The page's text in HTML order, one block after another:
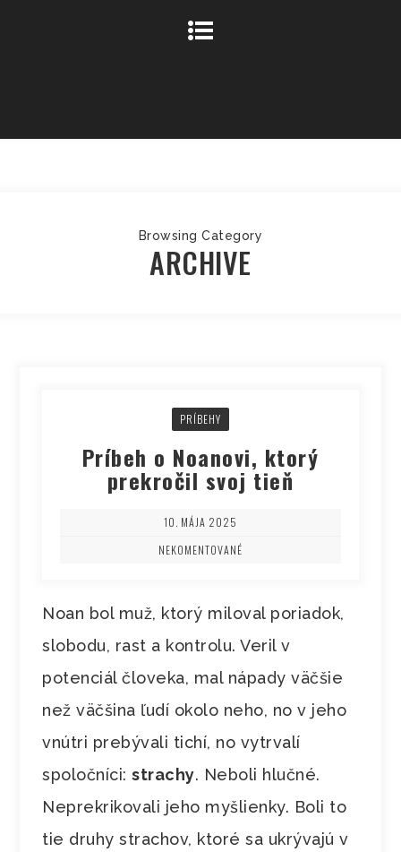
Browsing Category
ARCHIVE
PRÍBEHY
Príbeh o Noanovi, ktorý
prekročil svoj tieň
10. MÁJA 2025
NEKOMENTOVANÉ
Noan bol muž, ktorý miloval poriadok,
slobodu, rast a kontrolu. Veril v
potenciál človeka, mal nápady väčšie
než väčšina ľudí okolo neho, no v jeho
vnútri prebývali tichí, no vytrvalí
spoločníci:strachy. Neboli hlučné.
Neprekrikovali jeho myšlienky. Boli to
tie druhy strachov, ktoré sa ukrývajú v